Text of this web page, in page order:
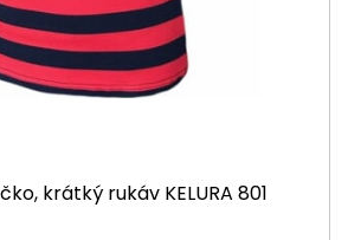
krátký rukáv KELURA 801